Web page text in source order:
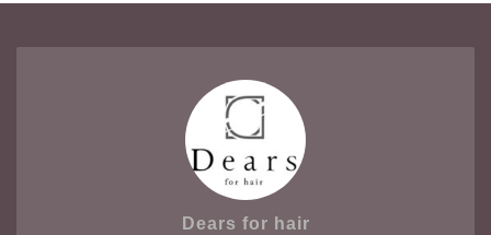
Dears for hair